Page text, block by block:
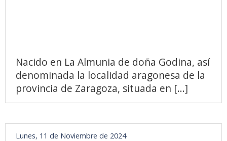
Nacido en La Almunia de doña Godina, así
denominada la localidad aragonesa de la
provincia de Zaragoza, situada en [...]
Lunes, 11 de Noviembre de 2024